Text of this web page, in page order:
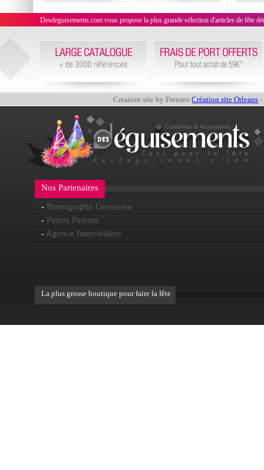
Desdeguisements.com vous propose la plus grande sélection d'articles de fête
Creation site by FreeseoCréation site Orleans -
Nos Partenaires
- Photographe Grossesse
- Futurs Parents
- Agence Immobiliere
La plus grosse boutique pour faire la fête